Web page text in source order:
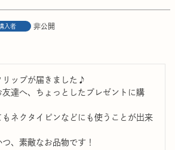
入者
非公開
リップが届きました♪
達へ、ちょっとしたプレゼントに購
もネクタイピンなどにも使うことが出来
、素敵なお品物です！